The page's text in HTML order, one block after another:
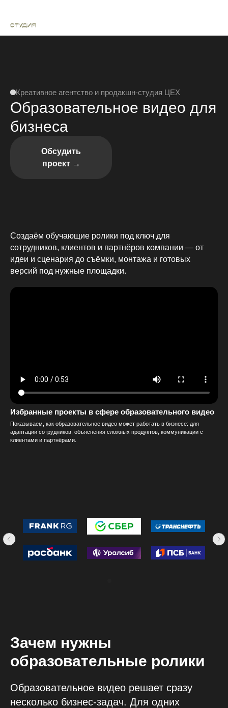
Креативное агентство и продакшн-студия ЦЕХ
Образовательное видео для
бизнеса
Обсудить
проект →
Создаём обучающие ролики под ключ для
сотрудников, клиентов и партнёров компании — от
идеи и сценария до съёмки, монтажа и готовых
версий под нужные площадки.
Избранные проекты в сфере образовательного видео
Показываем, как образовательное видео может работать в бизнесе: для
адаптации сотрудников, объяснения сложных продуктов, коммуникации с
клиентами и партнёрами.
Зачем нужны
образовательные ролики
Образовательное видео решает сразу
несколько бизнес-задач. Для одних